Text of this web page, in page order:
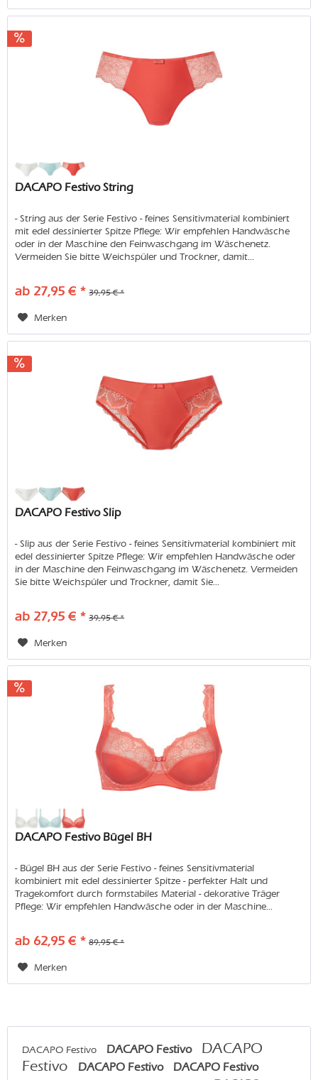
DACAPO Festivo String
- String aus der Serie Festivo - feines Sensitivmaterial kombiniert
mit edel dessinierter Spitze Pflege: Wir empfehlen Handwäsche
oder in der Maschine den Feinwaschgang im Wäschenetz.
Vermeiden Sie bitte Weichspüler und Trockner, damit...
ab 27,95 € * 39,95 € *
Merken
DACAPO Festivo Slip
- Slip aus der Serie Festivo - feines Sensitivmaterial kombiniert mit
edel dessinierter Spitze Pflege: Wir empfehlen Handwäsche oder
in der Maschine den Feinwaschgang im Wäschenetz. Vermeiden
Sie bitte Weichspüler und Trockner, damit Sie...
ab 27,95 € * 39,95 € *
Merken
DACAPO Festivo Bügel BH
- Bügel BH aus der Serie Festivo - feines Sensitivmaterial
kombiniert mit edel dessinierter Spitze - perfekter Halt und
Tragekomfort durch formstabiles Material - dekorative Träger
Pflege: Wir empfehlen Handwäsche oder in der Maschine...
ab 62,95 € * 89,95 € *
Merken
DACAPO Festivo DACAPO Festivo
DACAPO
Festivo
DACAPO Festivo DACAPO Festivo